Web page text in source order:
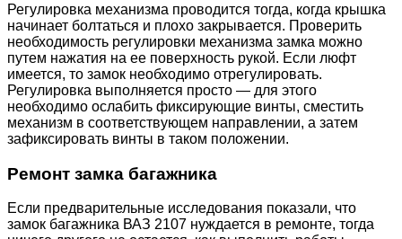
Регулировка механизма проводится тогда, когда крышка
начинает болтаться и плохо закрывается. Проверить
необходимость регулировки механизма замка можно
путем нажатия на ее поверхность рукой. Если люфт
имеется, то замок необходимо отрегулировать.
Регулировка выполняется просто — для этого
необходимо ослабить фиксирующие винты, сместить
механизм в соответствующем направлении, а затем
зафиксировать винты в таком положении.
Ремонт замка багажника
Если предварительные исследования показали, что
замок багажника ВАЗ 2107 нуждается в ремонте, тогда